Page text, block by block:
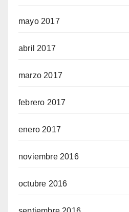
mayo 2017
abril 2017
marzo 2017
febrero 2017
enero 2017
noviembre 2016
octubre 2016